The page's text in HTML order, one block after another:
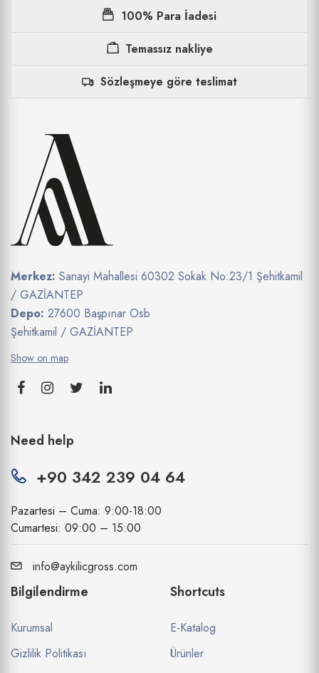
100% Para İadesi
Temassız nakliye
Sözleşmeye göre teslimat
Merkez: Sanayi Mahallesi 60302 Sokak No:23/1 Şehitkamil
/ GAZİANTEP
Depo: 27600 Başpınar Osb
Şehitkamil / GAZİANTEP
Show on map
Need help
+90 342 239 04 64
Pazartesi – Cuma: 9:00-18:00
Cumartesi: 09:00 – 15:00
info@aykilicgross.com
Bilgilendirme
Kurumsal
Gizlilik Politikası
Shortcuts
E-Katalog
Ürünler